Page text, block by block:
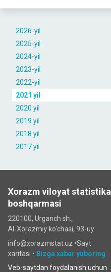
2026-yil
2025-yil
2024-yil
2023-yil
2022-yil
2021 yil
2020 yil
2019 yil
2018 yil
2017 yil
Xorazm viloyat statistika
boshqarmasi
220100, Urganch sh.,
Al-Xorazmiy ko‘chаsi, 93-uy
info@xorazmstat.uz •Sayt
xaritasi • Bizga xabar yuboring
Veb-saytdan foydalanish uchun